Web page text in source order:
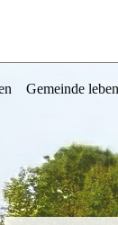
Gemeinde leben